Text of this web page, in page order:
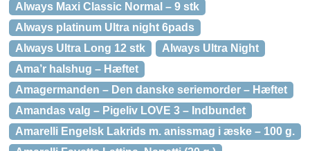
Always Maxi Classic Normal – 9 stk
Always platinum Ultra night 6pads
Always Ultra Long 12 stk
Always Ultra Night
Ama’r halshug – Hæftet
Amagermanden – Den danske seriemorder – Hæftet
Amandas valg – Pigeliv LOVE 3 – Indbundet
Amarelli Engelsk Lakrids m. anissmag i æske – 100 g.